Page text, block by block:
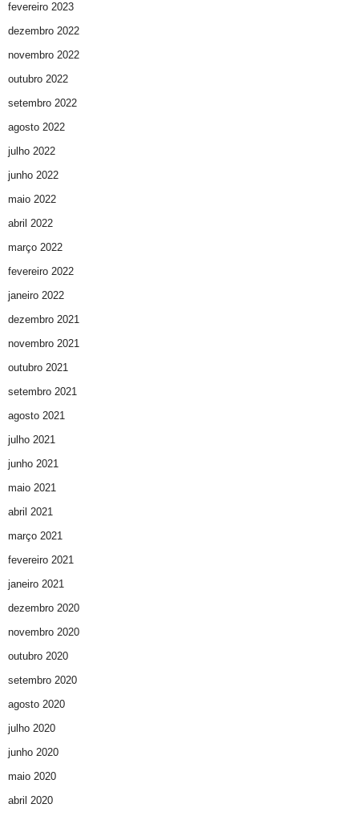
fevereiro 2023
dezembro 2022
novembro 2022
outubro 2022
setembro 2022
agosto 2022
julho 2022
junho 2022
maio 2022
abril 2022
março 2022
fevereiro 2022
janeiro 2022
dezembro 2021
novembro 2021
outubro 2021
setembro 2021
agosto 2021
julho 2021
junho 2021
maio 2021
abril 2021
março 2021
fevereiro 2021
janeiro 2021
dezembro 2020
novembro 2020
outubro 2020
setembro 2020
agosto 2020
julho 2020
junho 2020
maio 2020
abril 2020